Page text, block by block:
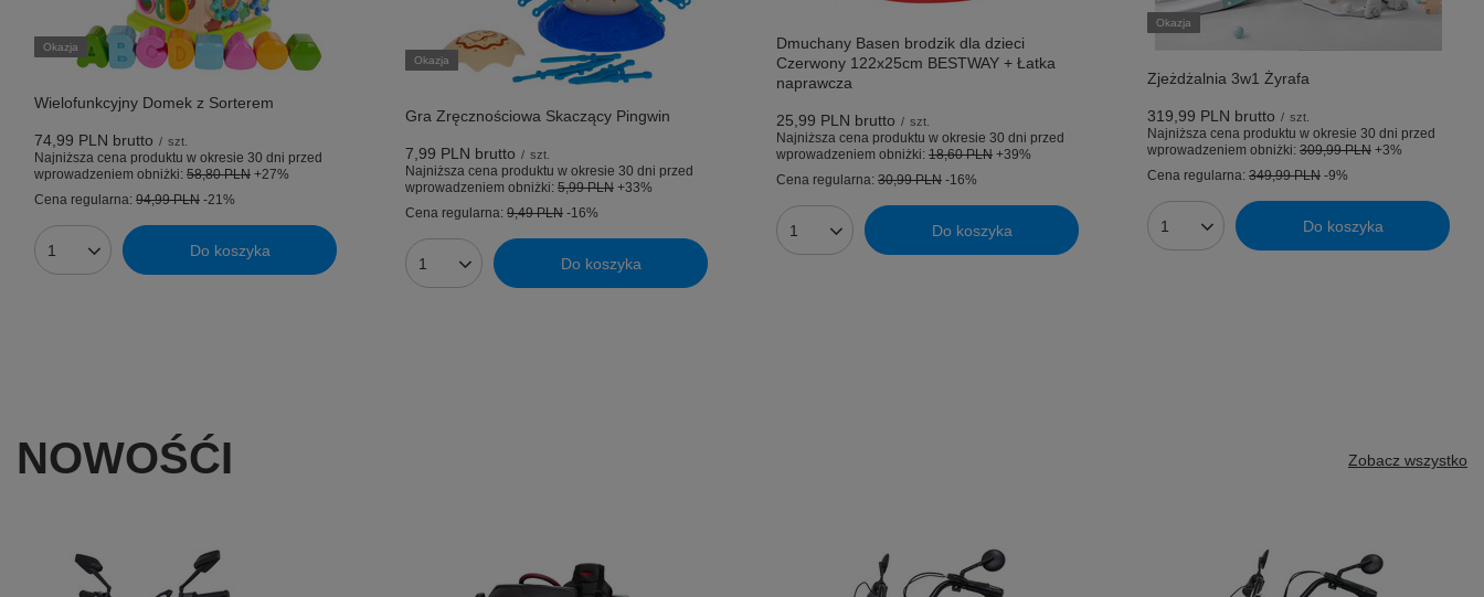
Okazja
Wielofunkcyjny Domek z Sorterem
74,99 PLN brutto / szt.
Najniższa cena produktu w okresie 30 dni przed
wprowadzeniem obniżki: 58,80 PLN +27%
Cena regularna: 94,99 PLN -21%
Ilość produktów Do koszyka
Okazja
Gra Zręcznościowa Skaczący Pingwin
7,99 PLN brutto / szt.
Najniższa cena produktu w okresie 30 dni przed
wprowadzeniem obniżki: 5,99 PLN +33%
Cena regularna: 9,49 PLN -16%
Ilość produktów Do koszyka
Dmuchany Basen brodzik dla dzieci
Czerwony 122x25cm BESTWAY + Łatka
naprawcza
25,99 PLN brutto / szt.
Najniższa cena produktu w okresie 30 dni przed
wprowadzeniem obniżki: 18,60 PLN +39%
Cena regularna: 30,99 PLN -16%
Ilość produktów Do koszyka
Okazja
Zjeżdżalnia 3w1 Żyrafa
319,99 PLN brutto / szt.
Najniższa cena produktu w okresie 30 dni przed
wprowadzeniem obniżki: 309,99 PLN +3%
Cena regularna: 349,99 PLN -9%
Ilość produktów Do koszyka
NOWOŚĆI Zobacz wszystko